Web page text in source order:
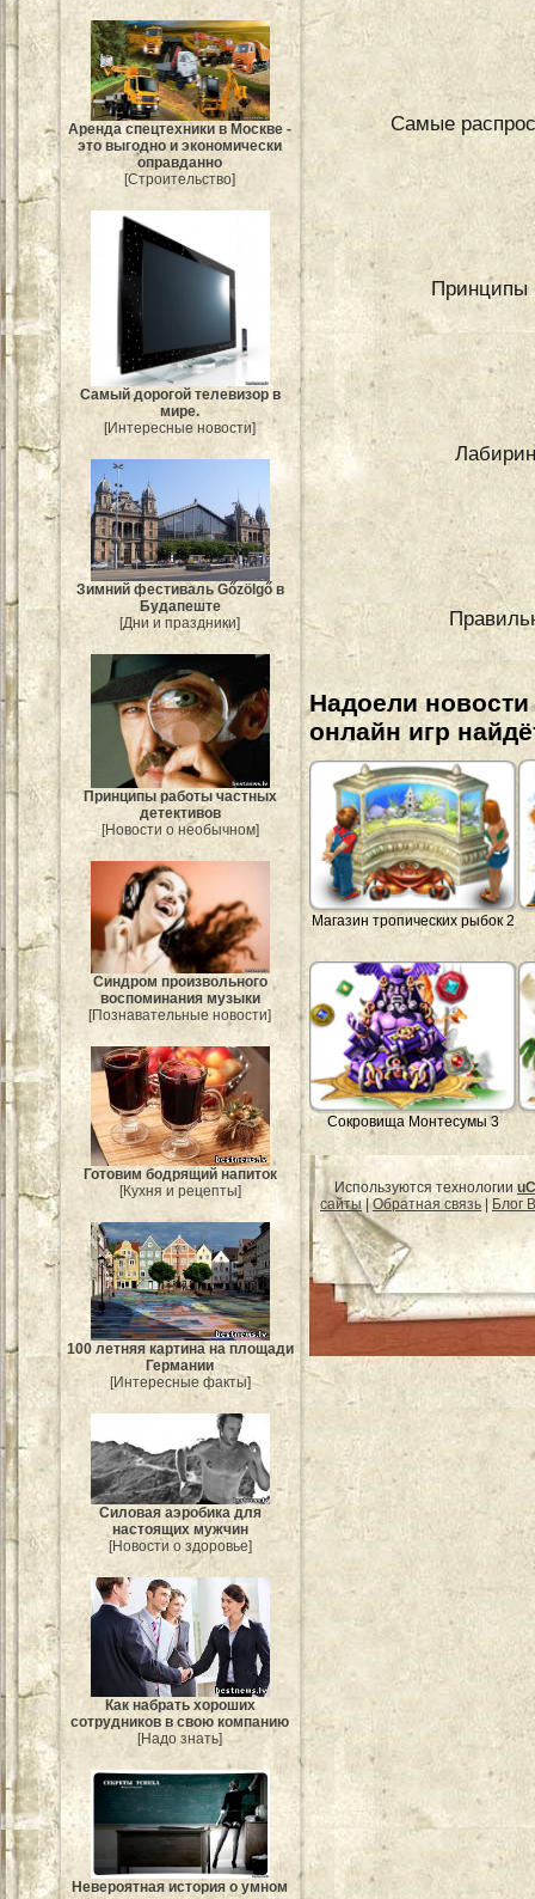
Аренда спецтехники в Москве -
это выгодно и экономически
оправданно
[Строительство]
Самый дорогой телевизор в
мире.
[Интересные новости]
Зимний фестиваль Gőzölgő в
Будапеште
[Дни и праздники]
Принципы работы частных
детективов
[Новости о необычном]
Синдром произвольного
воспоминания музыки
[Познавательные новости]
Готовим бодрящий напиток
[Кухня и рецепты]
100 летняя картина на площади
Германии
[Интересные факты]
Силовая аэробика для
настоящих мужчин
[Новости о здоровье]
Как набрать хороших
сотрудников в свою компанию
[Надо знать]
Невероятная история о умном
Самые
Принципы
Надоели
онлайн игр
Магазин тропических рыбок 2
Сокровища Монтесумы 3
Используются технологии
сайты|Обратная связь Блог